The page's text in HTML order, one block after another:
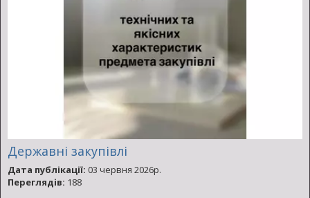
Державні закупівлі
Дата публікації: 03 червня 2026р.
Переглядів: 188